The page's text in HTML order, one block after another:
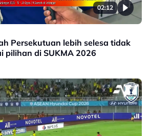
02:12
Persekutuan lebih selesa tidak
pilihan di SUKMA 2026